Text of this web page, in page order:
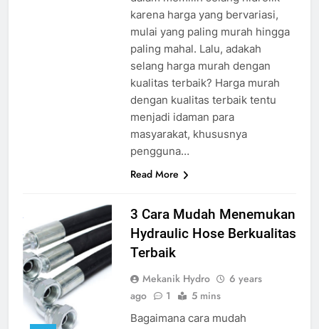
karena harga yang bervariasi,
mulai yang paling murah hingga
paling mahal. Lalu, adakah
selang harga murah dengan
kualitas terbaik? Harga murah
dengan kualitas terbaik tentu
menjadi idaman para
masyarakat, khususnya
pengguna…
Read More
hydraulic hose
source google
3 Cara Mudah Menemukan
Hydraulic Hose Berkualitas
Terbaik
Mekanik Hydro
6 years
ago
1 5 mins
Bagaimana cara mudah